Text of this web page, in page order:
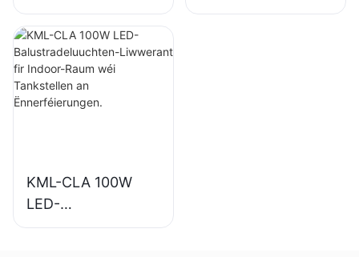
Héichbuchtluuchte
n-Liwwerant fir
Industrieanlagen,
Lagerhaiser an
aner
Héichbuchtluuchte
KML-CLA 100W
LED-
Balustradeluuchten